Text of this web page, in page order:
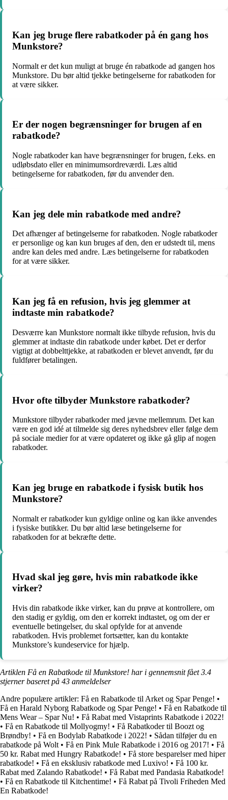
Kan jeg bruge flere rabatkoder på én gang hos
Munkstore?
Normalt er det kun muligt at bruge én rabatkode ad gangen hos
Munkstore. Du bør altid tjekke betingelserne for rabatkoden for
at være sikker.
Er der nogen begrænsninger for brugen af en
rabatkode?
Nogle rabatkoder kan have begrænsninger for brugen, f.eks. en
udløbsdato eller en minimumsordreværdi. Læs altid
betingelserne for rabatkoden, før du anvender den.
Kan jeg dele min rabatkode med andre?
Det afhænger af betingelserne for rabatkoden. Nogle rabatkoder
er personlige og kan kun bruges af den, den er udstedt til, mens
andre kan deles med andre. Læs betingelserne for rabatkoden
for at være sikker.
Kan jeg få en refusion, hvis jeg glemmer at
indtaste min rabatkode?
Desværre kan Munkstore normalt ikke tilbyde refusion, hvis du
glemmer at indtaste din rabatkode under købet. Det er derfor
vigtigt at dobbelttjekke, at rabatkoden er blevet anvendt, før du
fuldfører betalingen.
Hvor ofte tilbyder Munkstore rabatkoder?
Munkstore tilbyder rabatkoder med jævne mellemrum. Det kan
være en god idé at tilmelde sig deres nyhedsbrev eller følge dem
på sociale medier for at være opdateret og ikke gå glip af nogen
rabatkoder.
Kan jeg bruge en rabatkode i fysisk butik hos
Munkstore?
Normalt er rabatkoder kun gyldige online og kan ikke anvendes
i fysiske butikker. Du bør altid læse betingelserne for
rabatkoden for at bekræfte dette.
Hvad skal jeg gøre, hvis min rabatkode ikke
virker?
Hvis din rabatkode ikke virker, kan du prøve at kontrollere, om
den stadig er gyldig, om den er korrekt indtastet, og om der er
eventuelle betingelser, du skal opfylde for at anvende
rabatkoden. Hvis problemet fortsætter, kan du kontakte
Munkstore’s kundeservice for hjælp.
Artiklen Få en Rabatkode til Munkstore! har i gennemsnit fået3.4
stjerner baseret på 43 anmeldelser
Andre populære artikler: Få en Rabatkode til Arket og Spar Penge! •
Få en Harald Nyborg Rabatkode og Spar Penge! • Få en Rabatkode til
Mens Wear – Spar Nu! • Få Rabat med Vistaprints Rabatkode i 2022!
• Få en Rabatkode til Mollyogmy! • Få Rabatkoder til Boozt og
Brøndby! • Få en Bodylab Rabatkode i 2022! • Sådan tilføjer du en
rabatkode på Wolt • Få en Pink Mule Rabatkode i 2016 og 2017! • Få
50 kr. Rabat med Hungry Rabatkode! • Få store besparelser med hiper
rabatkode! • Få en eksklusiv rabatkode med Luxivo! • Få 100 kr.
Rabat med Zalando Rabatkode! • Få Rabat med Pandasia Rabatkode!
• Få en Rabatkode til Kitchentime! • Få Rabat på Tivoli Friheden Med
En Rabatkode!